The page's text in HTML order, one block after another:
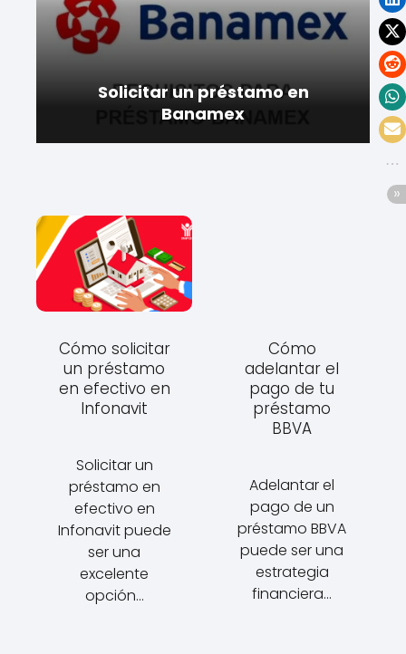
Solicitar un préstamo en
Banamex
Cómo solicitar
un préstamo
en efectivo en
Infonavit
Solicitar un
préstamo en
efectivo en
Infonavit puede
ser una
excelente
opción…
Cómo
adelantar el
pago de tu
préstamo
BBVA
Adelantar el
pago de un
préstamo BBVA
puede ser una
estrategia
financiera…